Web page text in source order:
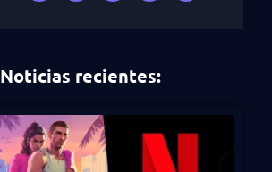
Noticias recientes: